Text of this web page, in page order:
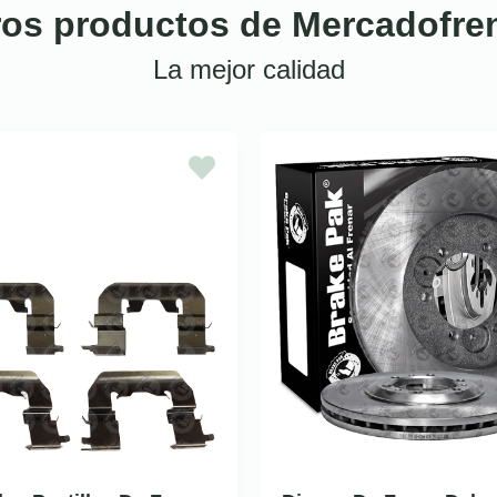
productos de
La mejor calidad